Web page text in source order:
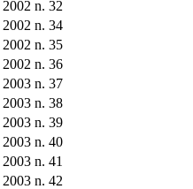
2002 n. 32
2002 n. 34
2002 n. 35
2002 n. 36
2003 n. 37
2003 n. 38
2003 n. 39
2003 n. 40
2003 n. 41
2003 n. 42